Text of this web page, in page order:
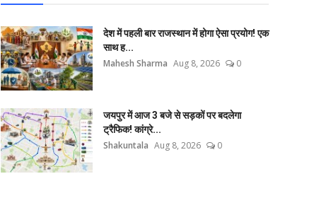
देश में पहली बार राजस्थान में होगा ऐसा प्रयोग! एक
साथ ह...
Mahesh Sharma Aug 8, 2026 0
जयपुर में आज 3 बजे से सड़कों पर बदलेगा
ट्रैफिक! कांग्रे...
Shakuntala Aug 8, 2026 0